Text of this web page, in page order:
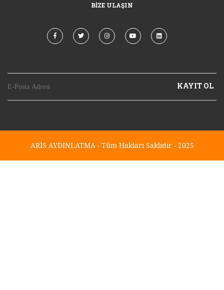
BIZE ULAŞIN
KAYIT OL
ARİS AYDINLATMA - Tüm Hakları Saklıdır - 2025